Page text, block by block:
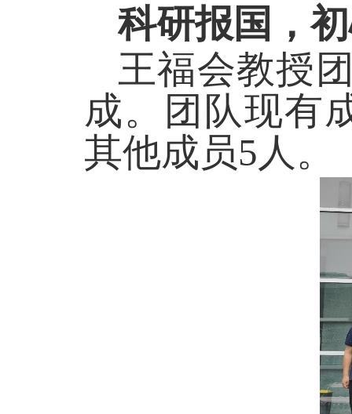
科研报国，
王福会教授
成。团队现有
其他成员5人。